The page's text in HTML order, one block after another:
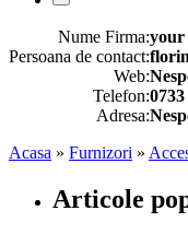
Nume Firma:your
Persoana de contact:florin
Web:
Telefon:
Adresa:
Acasa » Furnizori »
Articole